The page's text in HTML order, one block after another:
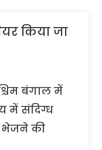
किया जा
बंगाल में
में संदिग्ध
भेजने की